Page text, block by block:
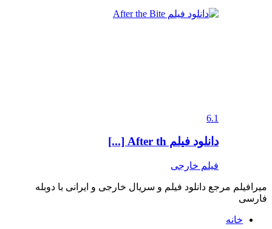
6.1
دانلود فیلم After th [...]
فیلم خارجی
میرافیلم مرجع دانلود فیلم و سریال خارجی و ایرانی با دوبله
فارسی
خانه